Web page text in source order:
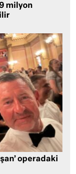
milyon
operadaki